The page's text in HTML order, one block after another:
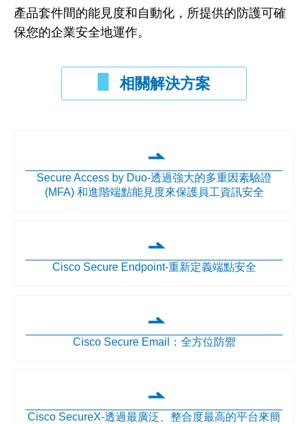
產品套件間的能見度和自動化，所提供的防護可確
保您的企業安全地運作。
相關解決方案
Secure Access by Duo-透過強大的多重因素驗證
(MFA) 和進階端點能見度來保護員工資訊安全
Cisco Secure Endpoint-重新定義端點安全
Cisco Secure Email：全方位防禦
Cisco SecureX-透過最廣泛、整合度最高的平台來簡